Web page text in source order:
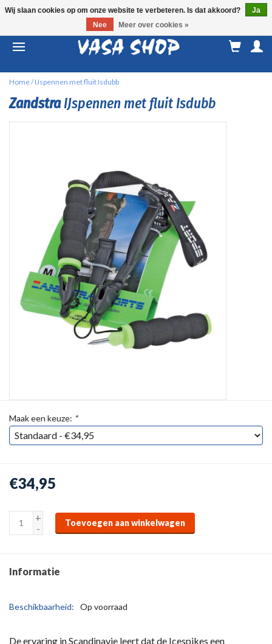
Home/IJspennen met fluit Isdubb
ZandstraIJspennen met fluit Isdubb
Maak een keuze: *
€34,95
+
-
Toevoegen aan winkelwagen
Informatie
Beschikbaarheid: Op voorraad
De ervaring in Scandinavie leert dat de Icespikes een
Wij slaan cookies op om onze website te verbeteren. Is dat akkoord?
Ja
Nee
Meer over cookies »